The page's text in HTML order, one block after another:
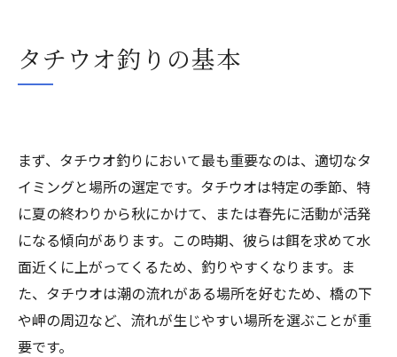
タチウオ釣りの基本
まず、タチウオ釣りにおいて最も重要なのは、適切なタ
イミングと場所の選定です。タチウオは特定の季節、特
に夏の終わりから秋にかけて、または春先に活動が活発
になる傾向があります。この時期、彼らは餌を求めて水
面近くに上がってくるため、釣りやすくなります。ま
た、タチウオは潮の流れがある場所を好むため、橋の下
や岬の周辺など、流れが生じやすい場所を選ぶことが重
要です。